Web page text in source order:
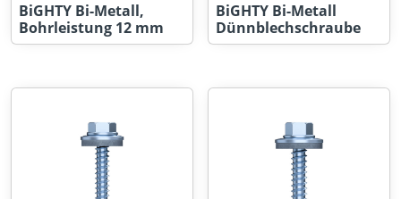
BiGHTY Bi-Metall,
Bohrleistung 12 mm
BiGHTY Bi-Metall
Dünnblechschraube